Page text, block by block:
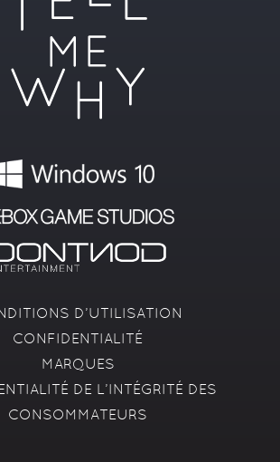
D’UTILISATION
CONFIDENTIALITÉ
MARQUES
DE L’INTÉGRITÉ DES
CONSOMMATEURS